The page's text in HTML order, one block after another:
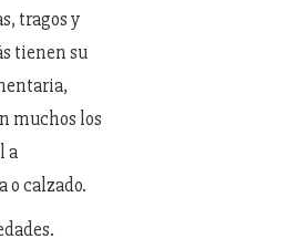
tragos y
tienen su
muchos los
a
o calzado.